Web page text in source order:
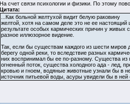
На счет связи психологии и физики. По этому
Цитата:
...Как больной желтухой видит белую раковину
желтой, хотя на самом деле это не ее настоящий
результате особых кармических причин у живых
разное иллюзорное видение.
Так, если бы существам каждого из шести миров
берегу одной реки, то вследствие разных
них воспринимал бы ее по-разному. Существа из
огненный поток, существа холодного ада - лед,
кровью и гноем, водяные животные узнали бы в
источник питьевой воды, асуры увидели бы в ней